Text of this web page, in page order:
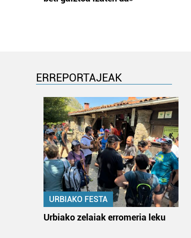
ERREPORTAJEAK
URBIAKO FESTA
Urbiako zelaiak erromeria leku